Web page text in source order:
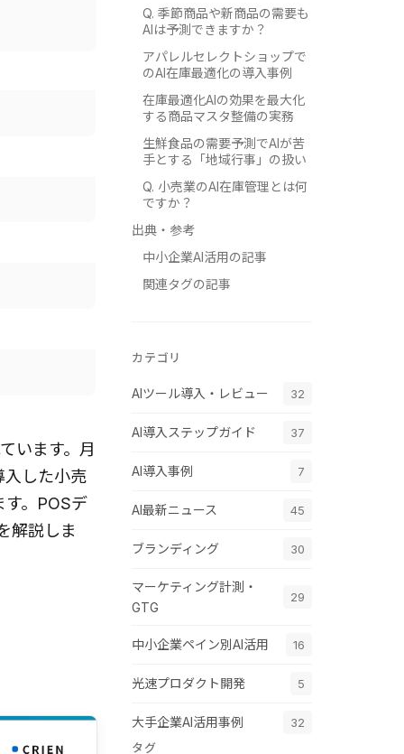
います。月
入した小売
。POSデ
解説しま
Q. 季節商品や新商品の需要も
AIは予測できますか？
アパレルセレクトショップで
のAI在庫最適化の導入事例
在庫最適化AIの効果を最大化
する商品マスタ整備の実務
生鮮食品の需要予測でAIが苦
手とする「地域行事」の扱い
Q. 小売業のAI在庫管理とは何
ですか？
出典・参考
中小企業AI活用の記事
関連タグの記事
カテゴリ
AIツール導入・レビュー 32
AI導入ステップガイド 37
AI導入事例 7
AI最新ニュース 45
ブランディング 30
マーケティング計測・
GTG
29
中小企業ペイン別AI活用 16
光速プロダクト開発 5
大手企業AI活用事例
32
タグ